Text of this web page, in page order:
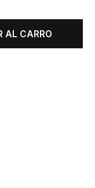
AL CARRO